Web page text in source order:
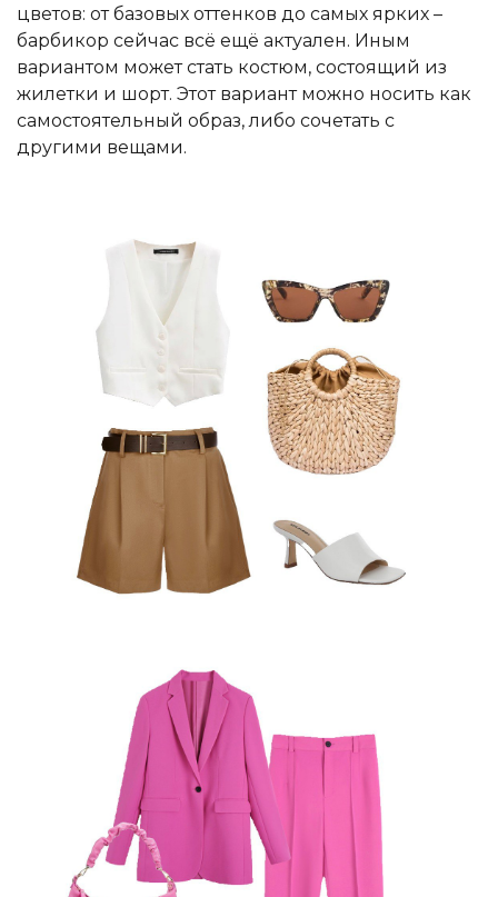
цветов: от базовых оттенков до самых ярких –
барбикор сейчас всё ещё актуален. Иным
вариантом может стать костюм, состоящий из
жилетки и шорт. Этот вариант можно носить как
самостоятельный образ, либо сочетать с
другими вещами.